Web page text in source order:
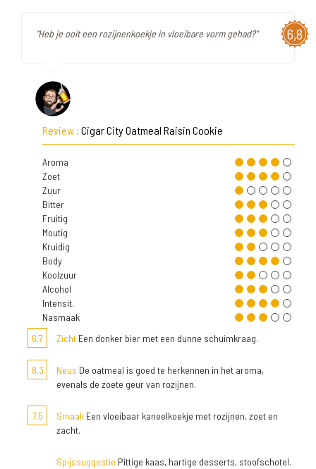
6,8
"Heb je ooit een rozijnenkoekje in vloeibare vorm gehad?"
Review : Cigar City Oatmeal Raisin Cookie
Aroma
Zoet
Zuur
Bitter
Fruitig
Moutig
Kruidig
Body
Koolzuur
Alcohol
Intensit.
Nasmaak
6,7
Zicht Een donker bier met een dunne schuimkraag.
8,3 Neus De oatmeal is goed te herkennen in het aroma,
evenals de zoete geur van rozijnen.
7,5 Smaak Een vloeibaar kaneelkoekje met rozijnen, zoet en
zacht.
Spijssuggestie Pittige kaas, hartige desserts, stoofschotel.